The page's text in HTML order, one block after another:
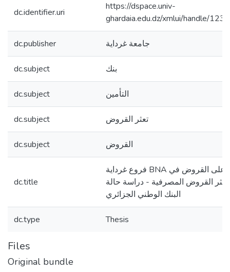
dc.identifier.uri
https://dspace.univ-
ghardaia.edu.dz/xmlui/handle/
dc.publisher جامعة غرداية
dc.subject بنك
dc.subject التأمين
dc.subject تعثر القروض
dc.subject القروض
dc.title
فروع غرداية BNA دور التأمين على القروض في
القروض المصرفية - دراسة حالة
البنك الوطني الجزائري
dc.type Thesis
Files
Original bundle